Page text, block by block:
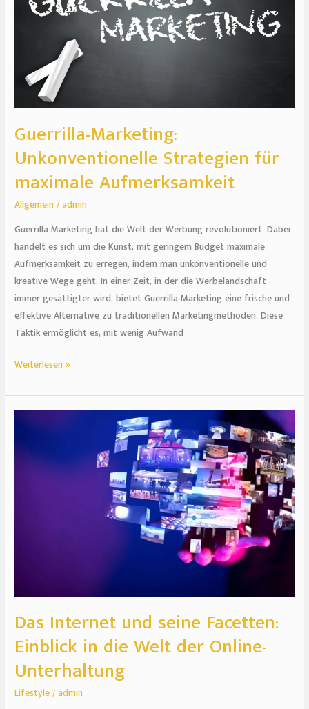
Guerrilla-Marketing:
Unkonventionelle Strategien für
maximale Aufmerksamkeit
Allgemein/admin
Guerrilla-Marketing hat die Welt der Werbung revolutioniert. Dabei
handelt es sich um die Kunst, mit geringem Budget maximale
Aufmerksamkeit zu erregen, indem man unkonventionelle und
kreative Wege geht. In einer Zeit, in der die Werbelandschaft
immer gesättigter wird, bietet Guerrilla-Marketing eine frische und
effektive Alternative zu traditionellen Marketingmethoden. Diese
Taktik ermöglicht es, mit wenig Aufwand
maximale
Weiterlesen »
Das Internet und seine Facetten:
Einblick in die Welt der Online-
Unterhaltung
Lifestyle/admin
und